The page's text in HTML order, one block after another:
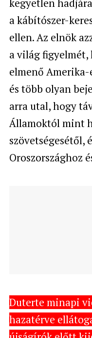
kegyetlen
a kábítószer-
ellen. Az elnök
a világ figyelmét,
elmenő
és több olyan
arra utal, hogy
Államoktól mint
szövetségesétől,
Oroszországhoz
Duterte minapi
hazatérve